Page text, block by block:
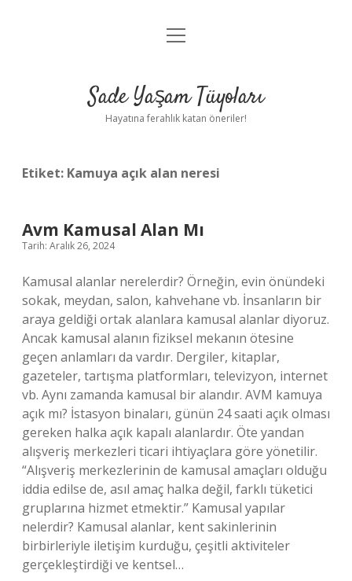
Anasayfa
Yasal Uyarı
menüyü
Sade Yaşam Tüyoları
Hayatına ferahlık katan öneriler!
Etiket: Kamuya açık alan neresi
Avm Kamusal Alan Mı
Tarih: Aralık 26, 2024
Kamusal alanlar nerelerdir? Örneğin, evin önündeki
sokak, meydan, salon, kahvehane vb. İnsanların bir
araya geldiği ortak alanlara kamusal alanlar diyoruz.
Ancak kamusal alanın fiziksel mekanın ötesine
geçen anlamları da vardır. Dergiler, kitaplar,
gazeteler, tartışma platformları, televizyon, internet
vb. Aynı zamanda kamusal bir alandır. AVM kamuya
açık mı? İstasyon binaları, günün 24 saati açık olması
gereken halka açık kapalı alanlardır. Öte yandan
alışveriş merkezleri ticari ihtiyaçlara göre yönetilir.
“Alışveriş merkezlerinin de kamusal amaçları olduğu
iddia edilse de, asıl amaç halka değil, farklı tüketici
gruplarına hizmet etmektir.” Kamusal yapılar
nelerdir? Kamusal alanlar, kent sakinlerinin
birbirleriyle iletişim kurduğu, çeşitli aktiviteler
gerçekleştirdiği ve kentsel…